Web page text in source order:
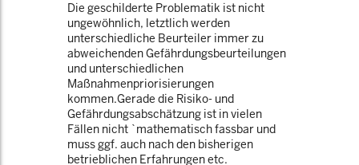
Die geschilderte Problematik ist nicht
ungewöhnlich, letztlich werden
unterschiedliche Beurteiler immer zu
abweichenden Gefährdungsbeurteilungen
und unterschiedlichen
Maßnahmenpriorisierungen
kommen.Gerade die Risiko- und
Gefährdungsabschätzung ist in vielen
Fällen nicht `mathematisch fassbar und
muss ggf. auch nach den bisherigen
betrieblichen Erfahrungen etc.